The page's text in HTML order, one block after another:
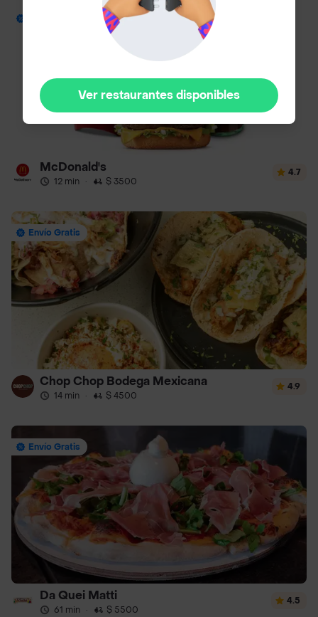
McDonald's
12 min · $ 3500
4.7
Envío Gratis
Chop Chop Bodega Mexicana
14 min · $ 4500
4.9
Envío Gratis
Da Quei Matti
61 min · $ 5500
4.5
Ver restaurantes disponibles